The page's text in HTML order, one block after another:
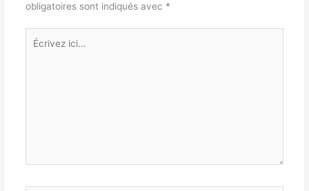
obligatoires sont indiqués avec *
Écrivez
ici…